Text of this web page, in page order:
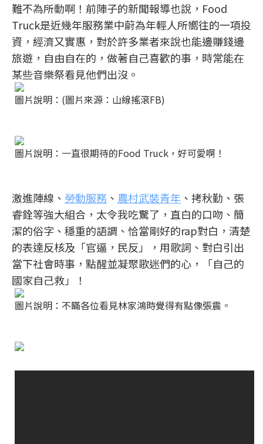
難不為所動啊！前陣子的新聞報導也說，Food
Truck是近幾年服務業中蔚為年輕人所嚮往的一項投
資，經濟又實惠，對於許多業者來說也能邊賺錢邊
旅遊，自由自在的，做著自己喜歡的事，時常能在
某些音樂祭看見他們出沒。
圖片說明：(圖片來源：山線搖滾FB)
圖片說明：一直很期待的Food Truck，好可愛啊！
激進陣線、 勞動服務 、 農村武裝青年 、拷秋勤、張
睿銓等強大組合，太令我吃驚了，直白的口吻、簡
潔的俗字、穩重的語調、恰當剛好的rap對白，清楚
的表達反核及「官逼，民反」，用歌詞、對白引出
當下社會時事，點醒並凝聚歌迷們的心，「自己的
國家自己救」！
圖片說明：不瞞各位看見林家鴻時覺得有點像張震。